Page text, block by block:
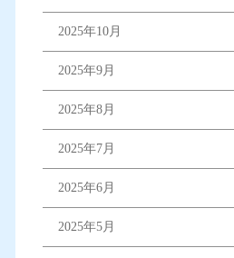
2025年10月
2025年9月
2025年8月
2025年7月
2025年6月
2025年5月